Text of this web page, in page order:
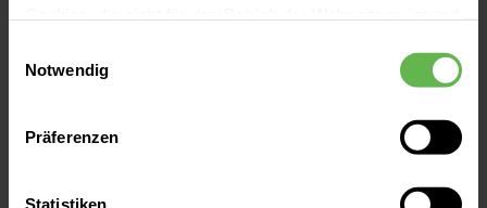
eingesetzt werden.
Es steht Ihnen frei, unsere Seite mit nur den notwendigen
Cookies zu benutzen, eine individuelle Auswahl
oder durch Auswahl von „Alle Cookies akzeptieren“ in die
Notwendig
Präferenzen
Statistiken
Bereichsleitung B 1.1 und B1.2 / Onkologischer
Hildesheim